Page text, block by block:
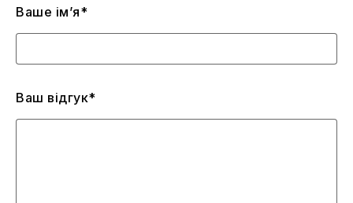
Ваше ім’я*
Ваш відгук*